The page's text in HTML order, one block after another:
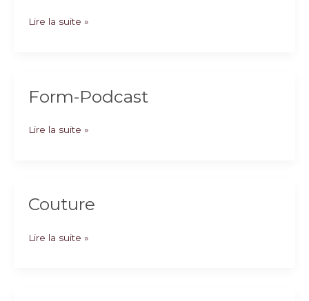
ebook-
Lire la suite »
Form-Podcast
Form-
Lire la suite »
Couture
Couture
Lire la suite »